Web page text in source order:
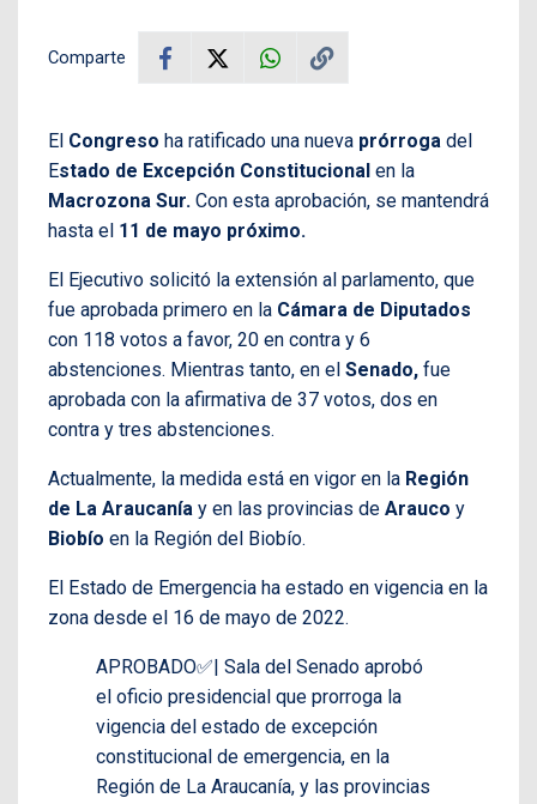
Comparte
El Congreso ha ratificado una nueva prórroga del
Estado de Excepción Constitucional en la
Macrozona Sur. Con esta aprobación, se mantendrá
hasta el 11 de mayo próximo.
El Ejecutivo solicitó la extensión al parlamento, que
fue aprobada primero en la Cámara de Diputados
con 118 votos a favor, 20 en contra y 6
abstenciones. Mientras tanto, en el Senado, fue
aprobada con la afirmativa de 37 votos, dos en
contra y tres abstenciones.
Actualmente, la medida está en vigor en la Región
de La Araucanía y en las provincias de Arauco y
Biobío en la Región del Biobío.
El Estado de Emergencia ha estado en vigencia en la
zona desde el 16 de mayo de 2022.
APROBADO✅| Sala del Senado aprobó
el oficio presidencial que prorroga la
vigencia del estado de excepción
constitucional de emergencia, en la
Región de La Araucanía, y las provincias